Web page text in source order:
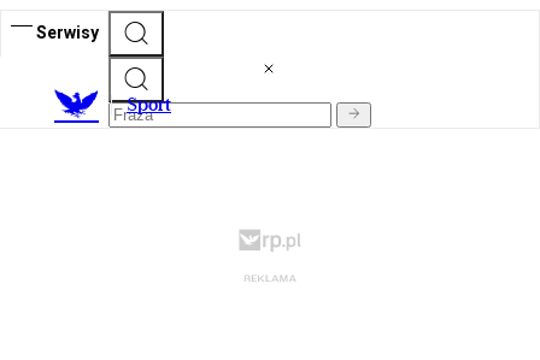
Serwisy
Sport